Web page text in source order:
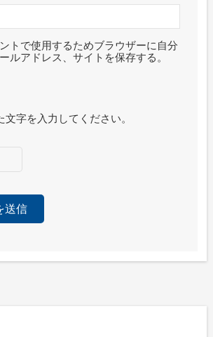
トで使用するためブラウザーに自分
ルアドレス、サイトを保存する。
文字を入力してください。